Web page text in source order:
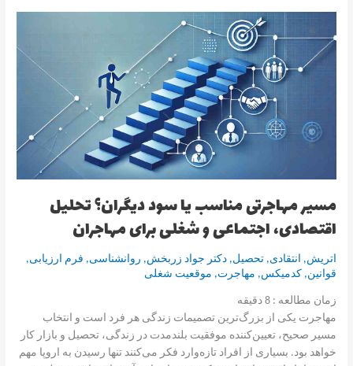
مسیر مهاجرتی مناسب یا سود دیگران؟ تحلیل
اقتصادی، اجتماعی و شغلی برای مهاجران
اتریش, انتقادی,تحصیل,دکتر جواد زربخش, روانشناسی, فرم ارزیابی,
قوانین, کدمیکس, مهاجرت, موقعیت شغلی
زمان مطالعه :8 دقیقه
مهاجرت یکی از بزرگ‌ترین تصمیمات زندگی هر فرد است و انتخاب
مسیر صحیح، تعیین‌کننده موفقیت بلندمدت در زندگی، تحصیل و بازار کار
خواهد بود. بسیاری از افراد تازه‌وارد فکر می‌کنند تنها رسیدن به اروپا مهم
مهاجرتی
مناسب
تحلیل
اقتصادی،
برای
مهاجران